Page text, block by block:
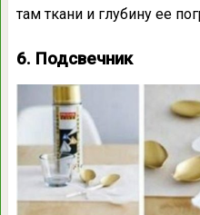
там ткани и глубину ее
6. Подсвечник